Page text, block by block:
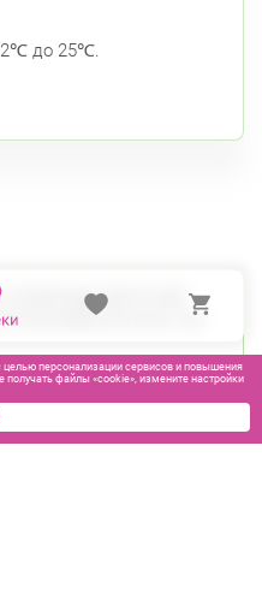
2℃ до 25℃.
ПРИРОДЫ ФИТОЧАЙ
Ф/П №20 Ч/Н
персонализации сервисов и повышения
получать файлы «cookie», измените настройки